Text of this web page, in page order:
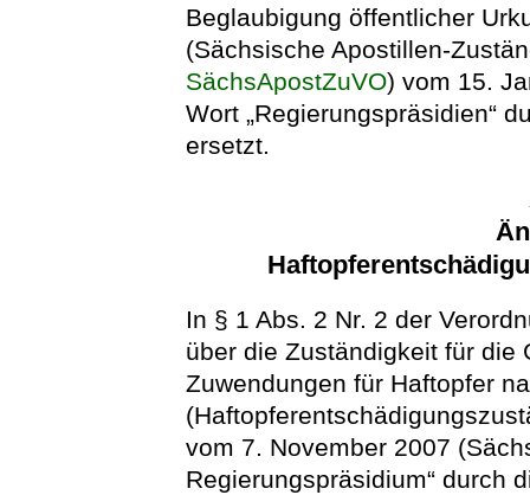
Beglaubigung öffentlicher
(Sächsische Apostillen-
SächsApostZuVO) vom 15.
Wort „Regierungspräsidien“
ersetzt.
In § 1 Abs. 2 Nr. 2 der
über die Zuständigkeit für die
Zuwendungen für Haftopfer
vom 7. November 2007
Regierungspräsidium“ durch